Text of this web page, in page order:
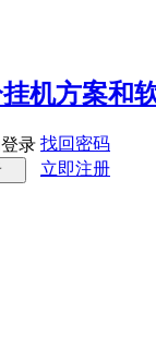
录 找回密码
立即注册